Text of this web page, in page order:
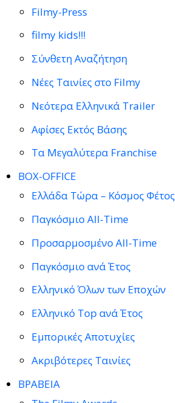
Filmy-Press
filmy kids!!!
Σύνθετη Αναζήτηση
Νέες Ταινίες στο Filmy
Νεότερα Ελληνικά Trailer
Αφίσες Εκτός Βάσης
Τα Μεγαλύτερα Franchise
BOX-OFFICE
Ελλάδα Τώρα – Κόσμος Φέτος
Παγκόσμιο All-Time
Προσαρμοσμένο All-Time
Παγκόσμιο ανά Έτος
Ελληνικό Όλων των Εποχών
Ελληνικό Top ανά Έτος
Εμπορικές Αποτυχίες
Ακριβότερες Ταινίες
ΒΡΑΒΕΙΑ